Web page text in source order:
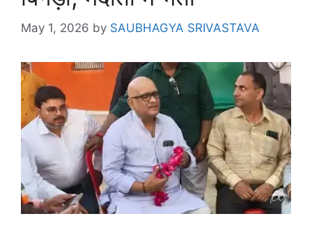
May 1, 2026 by SAUBHAGYA SRIVASTAVA